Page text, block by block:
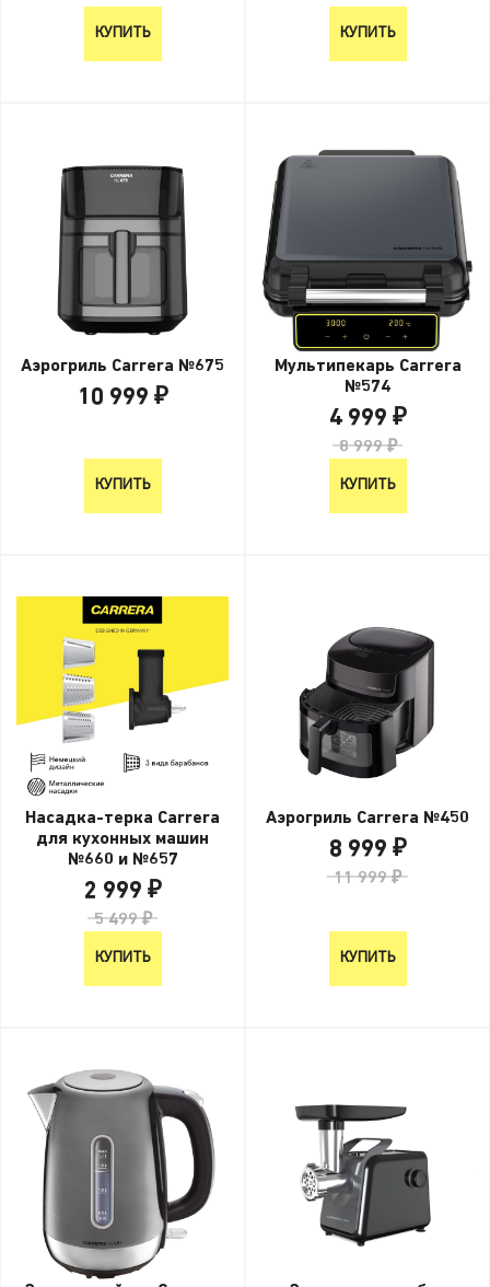
КУПИТЬ КУПИТЬ
Аэрогриль Carrera №675
10 999 ₽
КУПИТЬ
Мультипекарь Carrera
№574
4 999 ₽
8 999 ₽
КУПИТЬ
Насадка-терка Carrera
для кухонных машин
№660 и №657
2 999 ₽
5 499 ₽
КУПИТЬ
Аэрогриль Carrera №450
8 999 ₽
11 999 ₽
КУПИТЬ